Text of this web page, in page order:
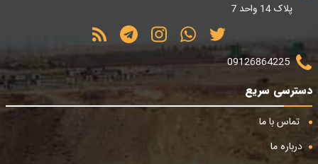
پلاک 14 واحد 7
09126864225
دسترسی سریع
تماس با ما
درباره ما